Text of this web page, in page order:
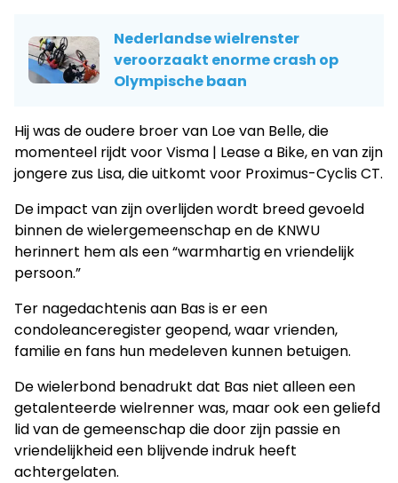
Nederlandse wielrenster
veroorzaakt enorme crash op
Olympische baan
Hij was de oudere broer van Loe van Belle, die
momenteel rijdt voor Visma | Lease a Bike, en van zijn
jongere zus Lisa, die uitkomt voor Proximus-Cyclis CT.
De impact van zijn overlijden wordt breed gevoeld
binnen de wielergemeenschap en de KNWU
herinnert hem als een “warmhartig en vriendelijk
persoon.”
Ter nagedachtenis aan Bas is er een
condoleanceregister geopend, waar vrienden,
familie en fans hun medeleven kunnen betuigen.
De wielerbond benadrukt dat Bas niet alleen een
getalenteerde wielrenner was, maar ook een geliefd
lid van de gemeenschap die door zijn passie en
vriendelijkheid een blijvende indruk heeft
achtergelaten.